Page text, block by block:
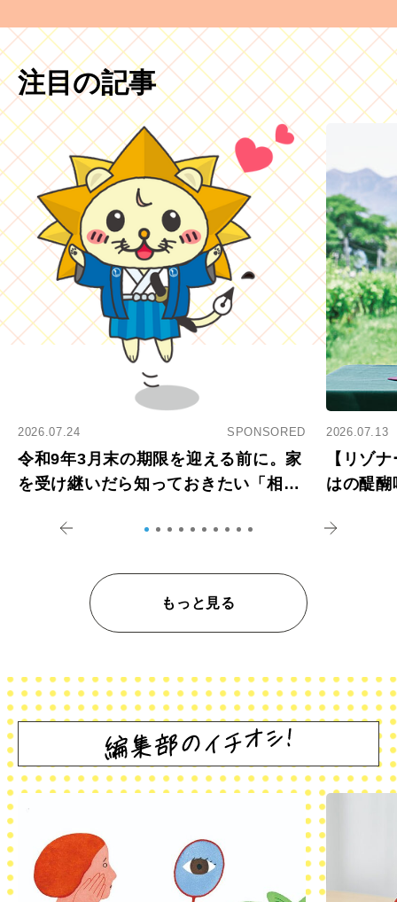
注目の記事
2026.07.24 SPONSORED
令和9年3月末の期限を迎える前に。家
を受け継いだら知っておきたい「相続
2026.07.13
【リゾ
はの醍
もっと見る